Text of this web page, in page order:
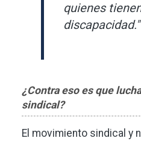
quienes
discapacidad."
¿Contra eso es que
sindical?
El movimiento sindical y